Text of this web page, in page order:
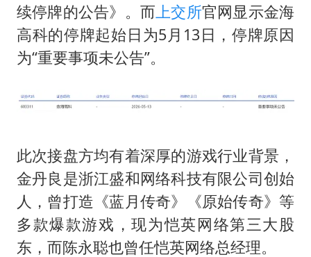
续停牌的公告》。而上交所官网显示金海
高科的停牌起始日为5月13日，停牌原因
为“重要事项未公告”。
此次接盘方均有着深厚的游戏行业背景，
金丹良是浙江盛和网络科技有限公司创始
人，曾打造《蓝月传奇》《原始传奇》等
多款爆款游戏，现为恺英网络第三大股
东，而陈永聪也曾任恺英网络总经理。